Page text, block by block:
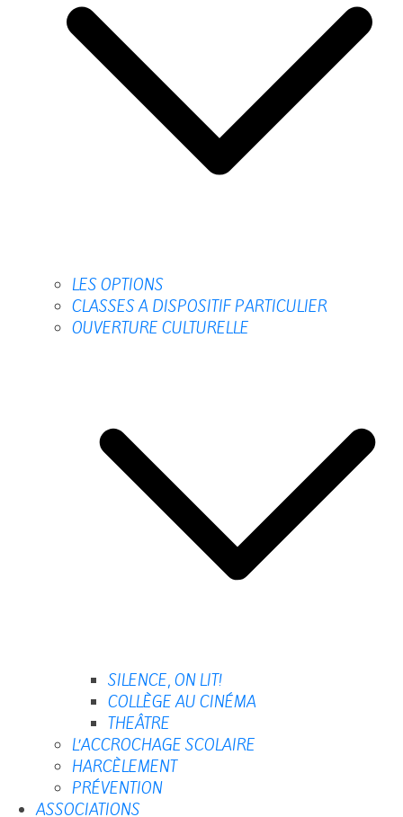
LES OPTIONS
CLASSES A DISPOSITIF PARTICULIER
OUVERTURE CULTURELLE
SILENCE, ON LIT!
COLLÈGE AU CINÉMA
THEÂTRE
L’ACCROCHAGE SCOLAIRE
HARCÈLEMENT
PRÉVENTION
ASSOCIATIONS